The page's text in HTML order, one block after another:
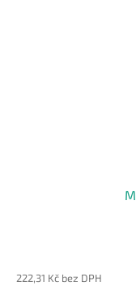
222,31 Kč bez DPH